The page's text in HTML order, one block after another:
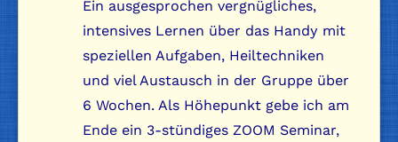
Ein ausgesprochen vergnügliches,
intensives Lernen über das Handy mit
speziellen Aufgaben, Heiltechniken
und viel Austausch in der Gruppe über
6 Wochen. Als Höhepunkt gebe ich am
Ende ein 3-stündiges ZOOM Seminar,